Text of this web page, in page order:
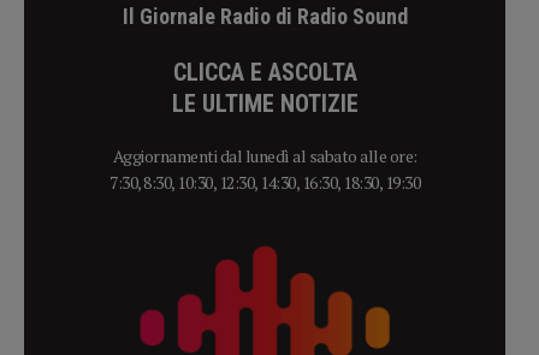
Il Giornale Radio di Radio Sound
CLICCA E ASCOLTA
LE ULTIME NOTIZIE
Aggiornamenti dal lunedì al sabato alle ore:
7:30, 8:30, 10:30, 12:30, 14:30, 16:30, 18:30, 19:30